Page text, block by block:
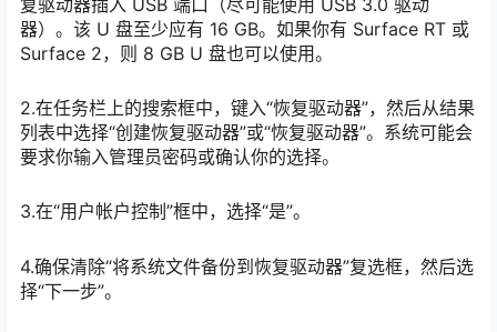
复驱动器插入 USB 端口（尽可能使用 USB 3.0 驱动
器）。该 U 盘至少应有 16 GB。如果你有 Surface RT 或
Surface 2，则 8 GB U 盘也可以使用。
2.在任务栏上的搜索框中，键入“恢复驱动器”，然后从结果
列表中选择“创建恢复驱动器”或“恢复驱动器”。系统可能会
要求你输入管理员密码或确认你的选择。
3.在“用户帐户控制”框中，选择“是”。
4.确保清除“将系统文件备份到恢复驱动器”复选框，然后选
择“下一步”。